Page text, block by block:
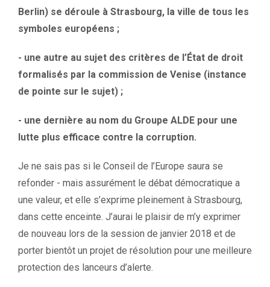
Berlin) se déroule à Strasbourg, la ville de tous les
symboles européens ;
- une autre au sujet des critères de l’État de droit
formalisés par la commission de Venise (instance
de pointe sur le sujet) ;
- une dernière au nom du Groupe ALDE pour une
lutte plus efficace contre la corruption.
Je ne sais pas si le Conseil de l’Europe saura se
refonder - mais assurément le débat démocratique a
une valeur, et elle s’exprime pleinement à Strasbourg,
dans cette enceinte. J’aurai le plaisir de m’y exprimer
de nouveau lors de la session de janvier 2018 et de
porter bientôt un projet de résolution pour une meilleure
protection des lanceurs d’alerte.